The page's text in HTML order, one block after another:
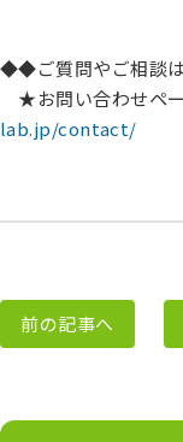
◆◆ご質問やご相談
★お問い合わせ
lab.jp/contact/
前の記事へ